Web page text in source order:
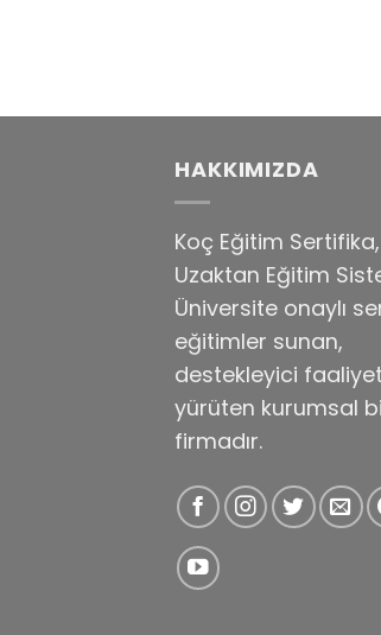
HAKKIMIZDA
Koç Eğitim Sertifika,
Uzaktan Eğitim
Üniversite onaylı
eğitimler sunan,
destekleyici
yürüten kurumsal
firmadır.